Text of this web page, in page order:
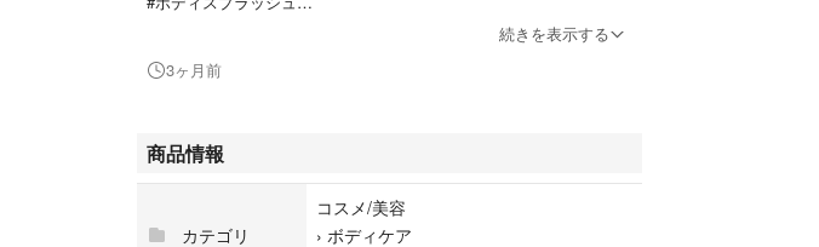
#紫陽花
続きを表示する
3ヶ月前
商品情報
カテゴリ
コスメ/美容
› ボディケア